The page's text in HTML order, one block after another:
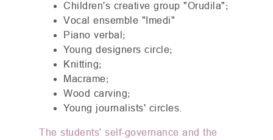
Children's creative group "Orudila";
Vocal ensemble "Imedi"
Piano verbal;
Young designers circle;
Knitting;
Macrame;
Wood carving;
Young journalists' circles.
The students' self-governance and the